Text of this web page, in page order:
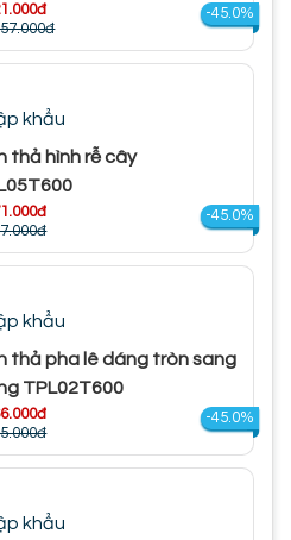
-45.0%
khẩu
thả hình rễ cây
-45.0%
khẩu
thả pha lê dáng tròn sang
TPL02T600
-45.0%
khẩu